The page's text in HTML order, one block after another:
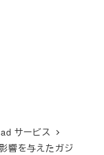
サービス
響を与えたガジ